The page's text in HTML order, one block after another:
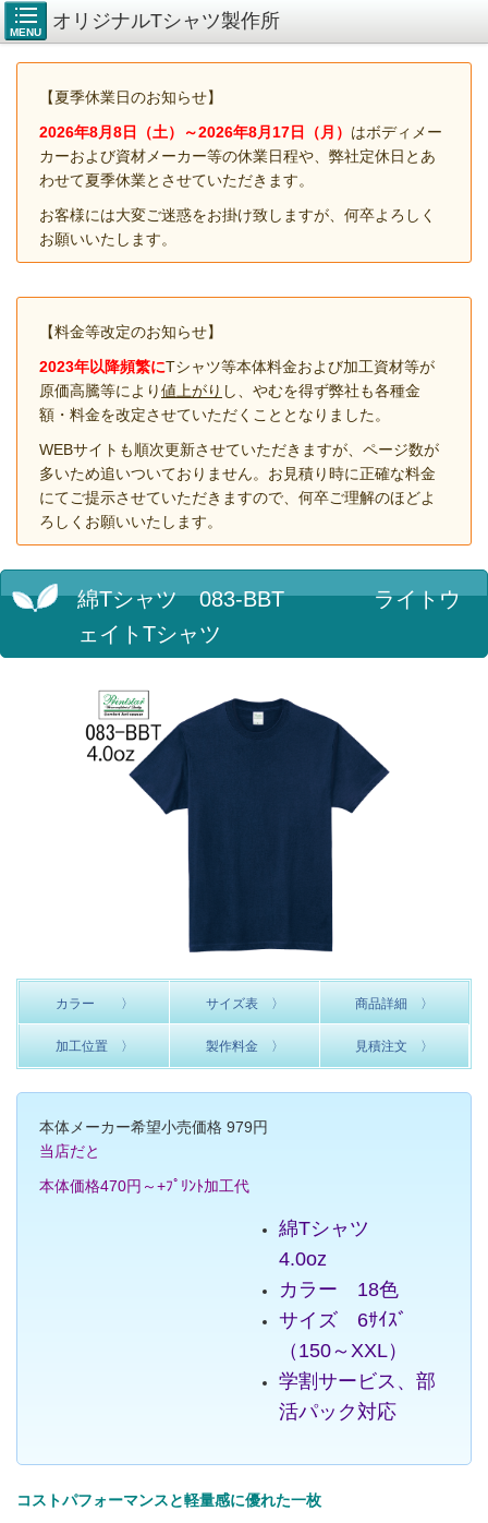
MENU
オリジナルTシャツ製作所
【夏季休業日のお知らせ】
2026年8月8日（土）～2026年8月17日（月） はボディメー
カーおよび資材メーカー等の休業日程や、弊社定休日とあ
わせて夏季休業とさせていただきます。
お客様には大変ご迷惑をお掛け致しますが、何卒よろしく
お願いいたします。
【料金等改定のお知らせ】
2023年以降頻繁にTシャツ等本体料金および加工資材等が
原価高騰等により値上がり し、やむを得ず弊社も各種金
額・料金を改定させていただくこととなりました。
WEBサイトも順次更新させていただきますが、ページ数が
多いため追いついておりません。お見積り時に正確な料金
にてご提示させていただきますので、何卒ご理解のほどよ
ろしくお願いいたします。
綿Tシャツ 083-BBT ライトウ
ェイトTシャツ
カラー 〉 サイズ表 〉 商品詳細 〉
加工位置 〉 製作料金 〉 見積注文 〉
本体メーカー希望小売価格 979円
当店だと
本体価格470円～+ﾌﾟﾘﾝﾄ加工代
綿Tシャツ
4.0oz
カラー 18色
サイズ 6ｻｲｽﾞ
（150～XXL）
学割サービス、部
活パック対応
コストパフォーマンスと軽量感に優れた一枚